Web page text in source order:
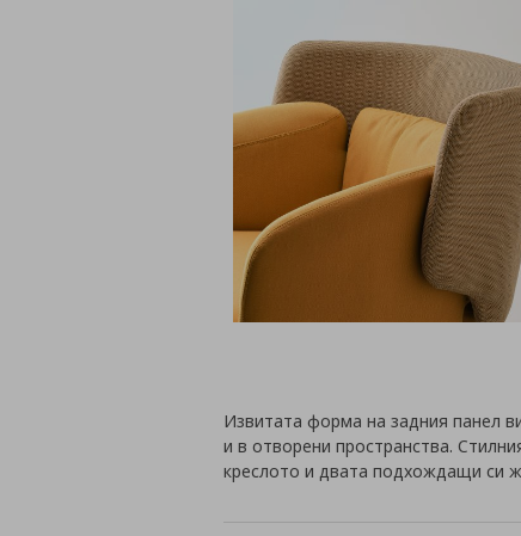
Извитата форма на задния панел
и в отворени пространства.
креслото и двата подхождащи си